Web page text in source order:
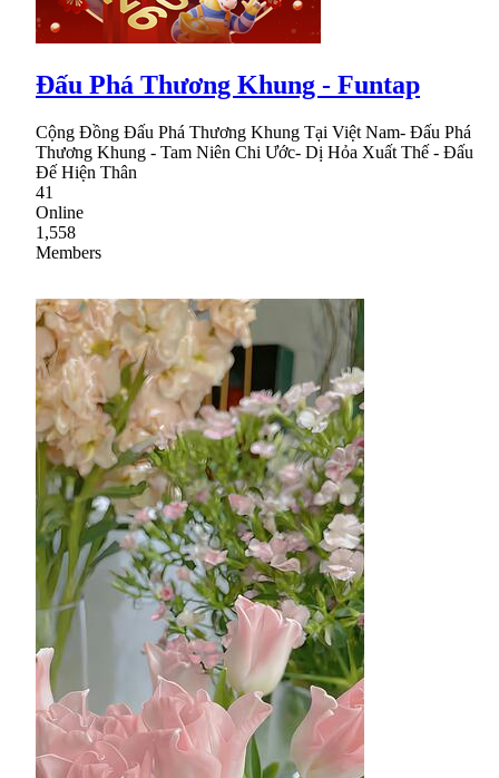
Đấu Phá Thương Khung - Funtap
Cộng Đồng Đấu Phá Thương Khung Tại Việt Nam- Đấu Phá
Thương Khung - Tam Niên Chi Ước- Dị Hỏa Xuất Thế - Đấu
Đế Hiện Thân
41
Online
1,558
Members